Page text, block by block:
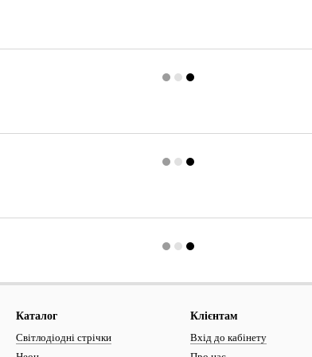
Каталог
Світлодіодні стрічки
Клієнтам
Вхід до кабінету